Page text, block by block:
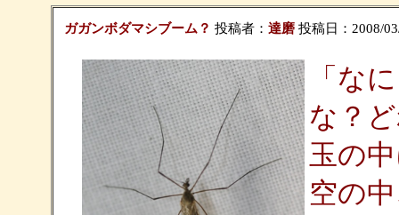
ガガンボダマシブーム？ 投稿者： 達磨 投稿日：2008/
「な
な？
玉の
空の